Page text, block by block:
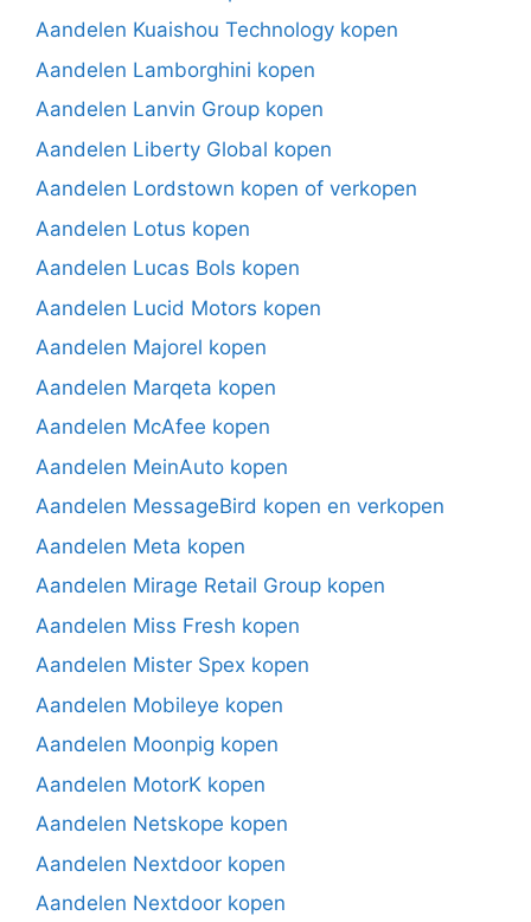
Aandelen Kuaishou Technology kopen
Aandelen Lamborghini kopen
Aandelen Lanvin Group kopen
Aandelen Liberty Global kopen
Aandelen Lordstown kopen of verkopen
Aandelen Lotus kopen
Aandelen Lucas Bols kopen
Aandelen Lucid Motors kopen
Aandelen Majorel kopen
Aandelen Marqeta kopen
Aandelen McAfee kopen
Aandelen MeinAuto kopen
Aandelen MessageBird kopen en verkopen
Aandelen Meta kopen
Aandelen Mirage Retail Group kopen
Aandelen Miss Fresh kopen
Aandelen Mister Spex kopen
Aandelen Mobileye kopen
Aandelen Moonpig kopen
Aandelen MotorK kopen
Aandelen Netskope kopen
Aandelen Nextdoor kopen
Aandelen Nextdoor kopen